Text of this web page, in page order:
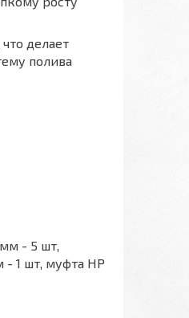
делает
полива
- 5 шт,
- 1 шт, муфта НР